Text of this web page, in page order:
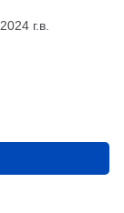
2024 г.в.